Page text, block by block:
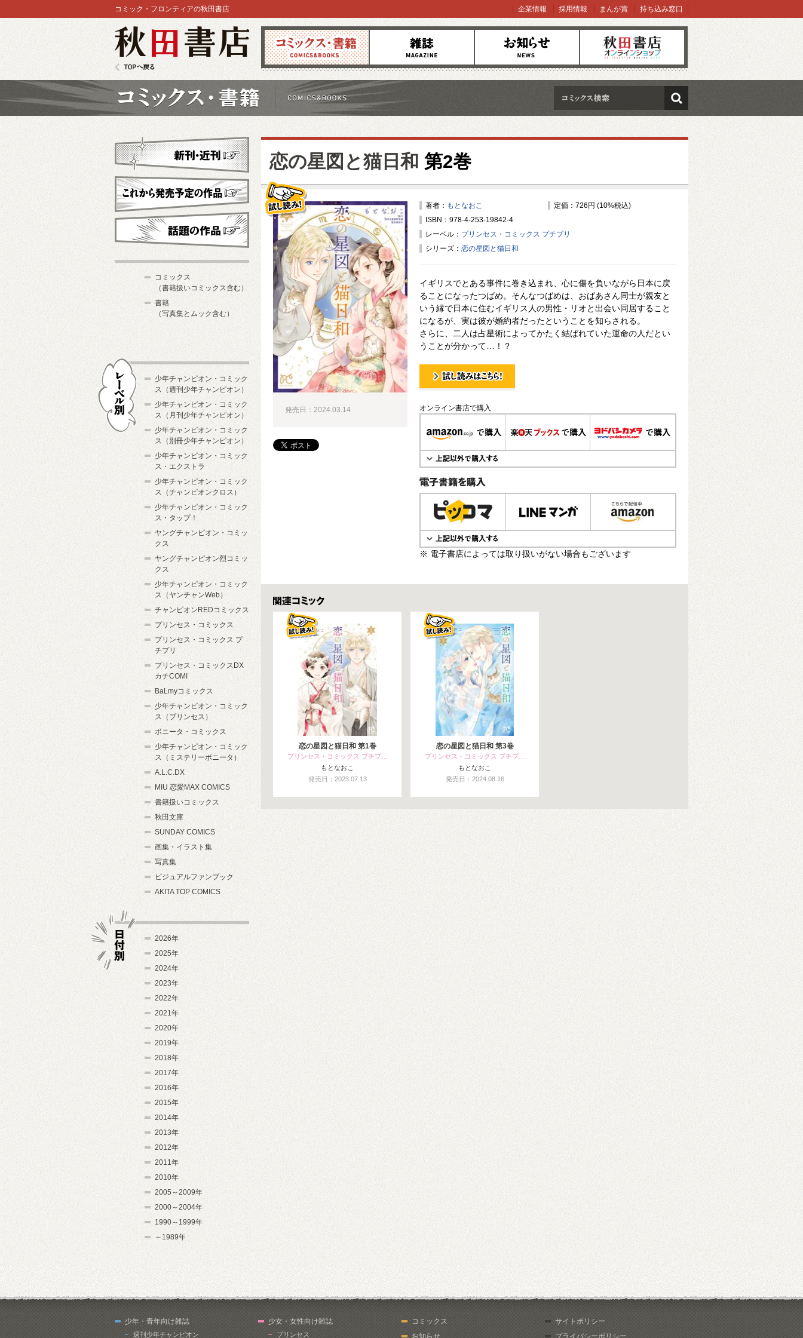
コミックス 雑誌 お知らせ オンラインショップ
コミック・フロンティアの秋田書店 企業情報 採用情報 まんが賞 持ち込み窓口
検索
恋の星図と猫日和 第2巻
著者： もとなおこ
定価：726円 (10%税込)
ISBN：978-4-253-19842-4
レーベル： プリンセス・コミックス プチプリ
シリーズ： 恋の星図と猫日和
イギリスでとある事件に巻き込まれ、心に傷を負いながら日本に戻
ることになったつばめ。そんなつばめは、おばあさん同士が親友と
いう縁で日本に住むイギリス人の男性・リオと出会い同居すること
になるが、実は彼が婚約者だったということを知らされる。
さらに、二人は占星術によってかたく結ばれていた運命の人だとい
うことが分かって…！？
試し読み！
オンライン書店で購入
電子書籍で購入
※ 電子書店によっては取り扱いがない場合もございます
発売日：2024.03.14
関連コミックス
恋の星図と猫日和 第1巻
プリンセス・コミックス プチプ…
もとなおこ
発売日：2023.07.13
恋の星図と猫日和 第3巻
プリンセス・コミックス プチプ…
もとなおこ
発売日：2024.08.16
新刊・近刊
これから発売予定
コミックス
（書籍扱いコミックス含む）
書籍
（写真集とムック含む）
少年チャンピオン・コミック
ス（週刊少年チャンピオン）
少年チャンピオン・コミック
ス（月刊少年チャンピオン）
少年チャンピオン・コミック
ス（別冊少年チャンピオン）
少年チャンピオン・コミック
ス・エクストラ
少年チャンピオン・コミック
ス（チャンピオンクロス）
少年チャンピオン・コミック
ス・タップ！
ヤングチャンピオン・コミッ
クス
ヤングチャンピオン烈コミッ
クス
少年チャンピオン・コミック
ス（ヤンチャンWeb）
チャンピオンREDコミックス
プリンセス・コミックス
プリンセス・コミックス プ
チプリ
プリンセス・コミックスDX
カチCOMI
BaLmyコミックス
少年チャンピオン・コミック
ス（プリンセス）
ボニータ・コミックス
少年チャンピオン・コミック
ス（ミステリーボニータ）
A.L.C.DX
MIU 恋愛MAX COMICS
書籍扱いコミックス
秋田文庫
SUNDAY COMICS
画集・イラスト集
写真集
ビジュアルファンブック
AKITA TOP COMICS
2026年
2025年
2024年
2023年
2022年
2021年
2020年
2019年
2018年
2017年
2016年
2015年
2014年
2013年
2012年
2011年
2010年
2005～2009年
2000～2004年
1990～1999年
～1989年
少年・青年向け雑誌
週刊少年チャンピオン
少女・女性向け雑誌
プリンセス
コミックス
お知らせ
サイトポリシー
プライバシーポリシー